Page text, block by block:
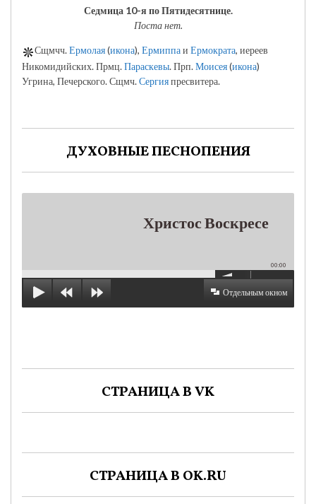
Седмица 10-я по Пятидесятнице.
Поста нет.
Сщмчч.Ермолая(икона), Ермиппаи Ермократа, иереев
Никомидийских. Прмц.Параскевы. Прп.Моисея(икона)
Угрина, Печерского. Сщмч.Сергияпресвитера.
ДУХОВНЫЕ ПЕСНОПЕНИЯ
Христос Воскресе
00:00
Отдельным окном
СТРАНИЦА В VK
СТРАНИЦА В OK.RU